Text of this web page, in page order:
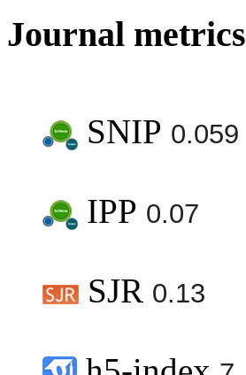
Journal metrics
SNIP 0.059
IPP 0.07
SJR 0.13